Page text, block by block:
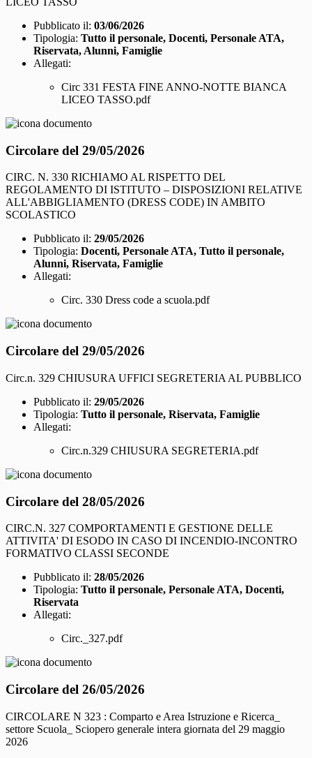
Pubblicato il: 03/06/2026
Tipologia: Tutto il personale, Docenti, Personale ATA,
Riservata, Alunni, Famiglie
Allegati:
Circ 331 FESTA FINE ANNO-NOTTE BIANCA
LICEO TASSO.pdf
Circolare del 29/05/2026
CIRC. N. 330 RICHIAMO AL RISPETTO DEL
REGOLAMENTO DI ISTITUTO – DISPOSIZIONI RELATIVE
ALL'ABBIGLIAMENTO (DRESS CODE) IN AMBITO
SCOLASTICO
Pubblicato il: 29/05/2026
Tipologia: Docenti, Personale ATA, Tutto il personale,
Alunni, Riservata, Famiglie
Allegati:
Circ. 330 Dress code a scuola.pdf
Circolare del 29/05/2026
Circ.n. 329 CHIUSURA UFFICI SEGRETERIA AL PUBBLICO
Pubblicato il: 29/05/2026
Tipologia: Tutto il personale, Riservata, Famiglie
Allegati:
Circ.n.329 CHIUSURA SEGRETERIA.pdf
Circolare del 28/05/2026
CIRC.N. 327 COMPORTAMENTI E GESTIONE DELLE
ATTIVITA' DI ESODO IN CASO DI INCENDIO-INCONTRO
FORMATIVO CLASSI SECONDE
Pubblicato il: 28/05/2026
Tipologia: Tutto il personale, Personale ATA, Docenti,
Riservata
Allegati:
Circ._327.pdf
Circolare del 26/05/2026
CIRCOLARE N 323 : Comparto e Area Istruzione e Ricerca_
settore Scuola_ Sciopero generale intera giornata del 29 maggio
2026